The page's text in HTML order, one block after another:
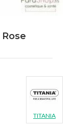
TITANIA